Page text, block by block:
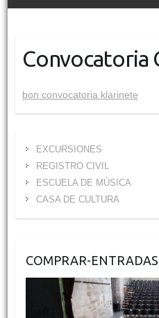
Convocatoria
bon convocatoria klarinete
EXCURSIONES
REGISTRO CIVIL
ESCUELA DE MÚSICA
CASA DE CULTURA
COMPRAR-ENTRADAS